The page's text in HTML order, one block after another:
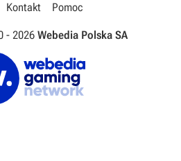
Kontakt Pomoc
- 2026 Webedia Polska SA